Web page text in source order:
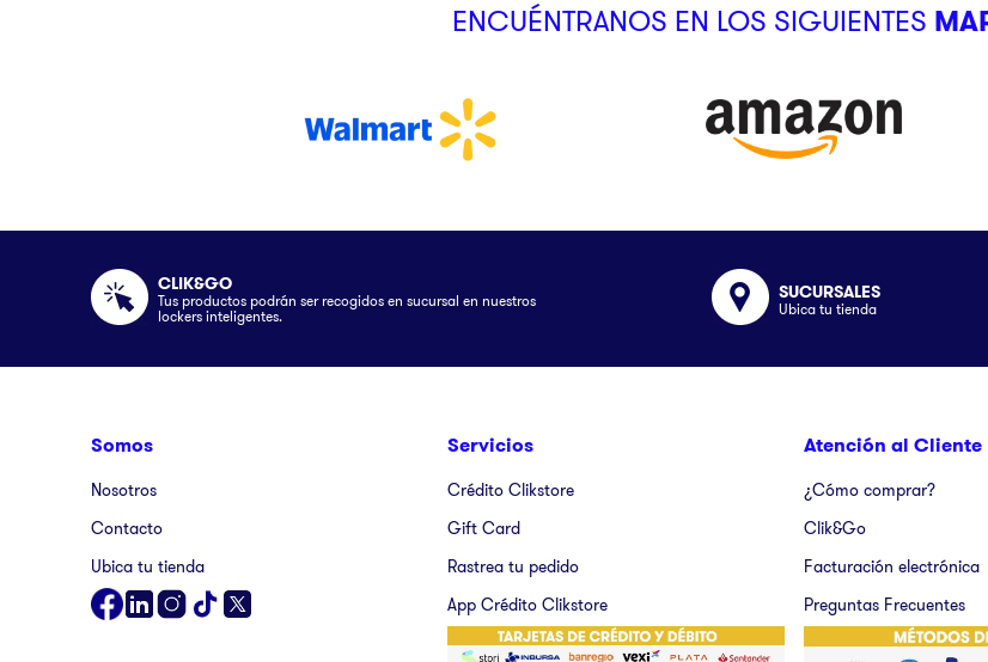
ENCUÉNTRANOS EN LOS SIGUIENTES
CLIK&GO
Tus productos podrán ser recogidos en sucursal en nuestros
lockers inteligentes.
SUCURSALES
Ubica tu tienda
Somos
Nosotros
Contacto
Ubica tu tienda
Servicios
Crédito Clikstore
Gift Card
Rastrea tu pedido
App Crédito Clikstore
Atención al Cliente
¿Cómo comprar?
Clik&Go
Facturación electrónica
Preguntas Frecuentes